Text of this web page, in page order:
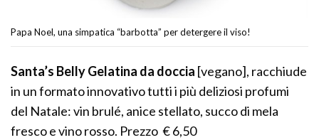
Papa Noel, una simpatica “barbotta” per detergere il viso!
Santa’s Belly Gelatina da doccia [vegano], racchiude
in un formato innovativo tutti i più deliziosi profumi
del Natale: vin brulé, anice stellato, succo di mela
fresco e vino rosso. Prezzo € 6,50